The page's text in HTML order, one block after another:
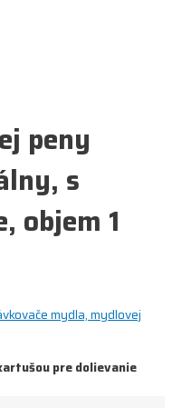
peny
s
objem 1
mydla, mydlovej
pre dolievanie